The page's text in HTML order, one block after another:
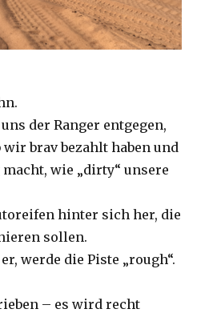
der Ranger entgegen,
brav bezahlt haben und
wie „dirty“ unsere
hinter sich her, die
sollen.
werde die Piste „rough“.
– es wird recht